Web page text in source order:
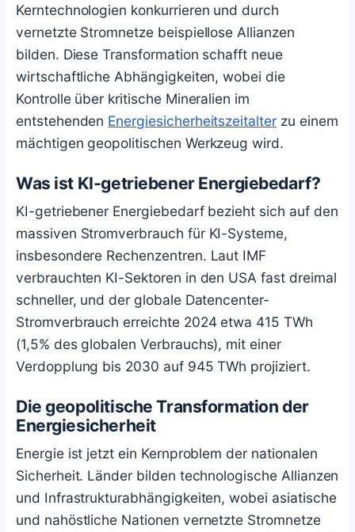
Kerntechnologien konkurrieren und durch
vernetzte Stromnetze beispiellose Allianzen
bilden. Diese Transformation schafft neue
wirtschaftliche Abhängigkeiten, wobei die
Kontrolle über kritische Mineralien im
entstehenden Energiesicherheitszeitalterzu einem
mächtigen geopolitischen Werkzeug wird.
Was ist KI-getriebener Energiebedarf?
KI-getriebener Energiebedarf bezieht sich auf den
massiven Stromverbrauch für KI-Systeme,
insbesondere Rechenzentren. Laut IMF
verbrauchten KI-Sektoren in den USA fast dreimal
schneller, und der globale Datencenter-
Stromverbrauch erreichte 2024 etwa 415 TWh
(1,5% des globalen Verbrauchs), mit einer
Verdopplung bis 2030 auf 945 TWh projiziert.
Die geopolitische Transformation der
Energiesicherheit
Energie ist jetzt ein Kernproblem der nationalen
Sicherheit. Länder bilden technologische Allianzen
und Infrastrukturabhängigkeiten, wobei asiatische
und nahöstliche Nationen vernetzte Stromnetze